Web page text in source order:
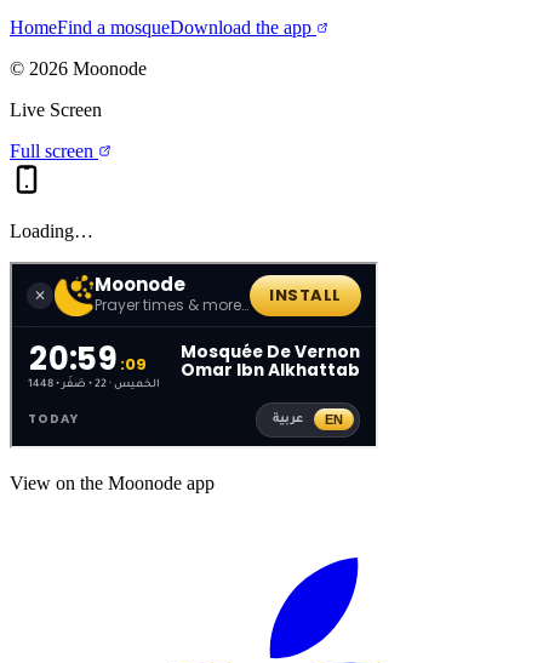
HomeFind a mosqueDownload the app
© 2026 Moonode
Live Screen
Full screen
Loading…
View on the Moonode app